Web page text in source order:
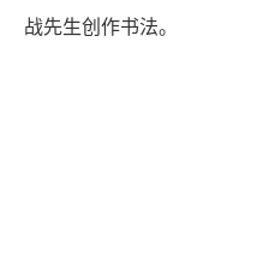
战先生创作书法。